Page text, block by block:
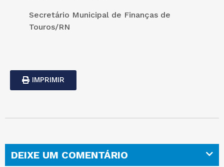
Secretário Municipal de Finanças de
Touros/RN
IMPRIMIR
DEIXE UM COMENTÁRIO